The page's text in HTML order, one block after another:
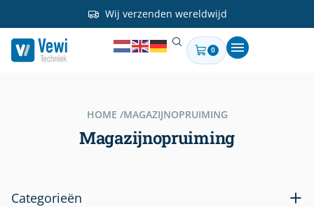
Wij verzenden wereldwijd
0
HOME /MAGAZIJNOPRUIMING
Magazijnopruiming
Categorieën